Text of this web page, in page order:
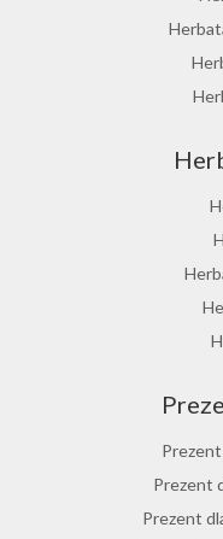
Prezent
Prezent